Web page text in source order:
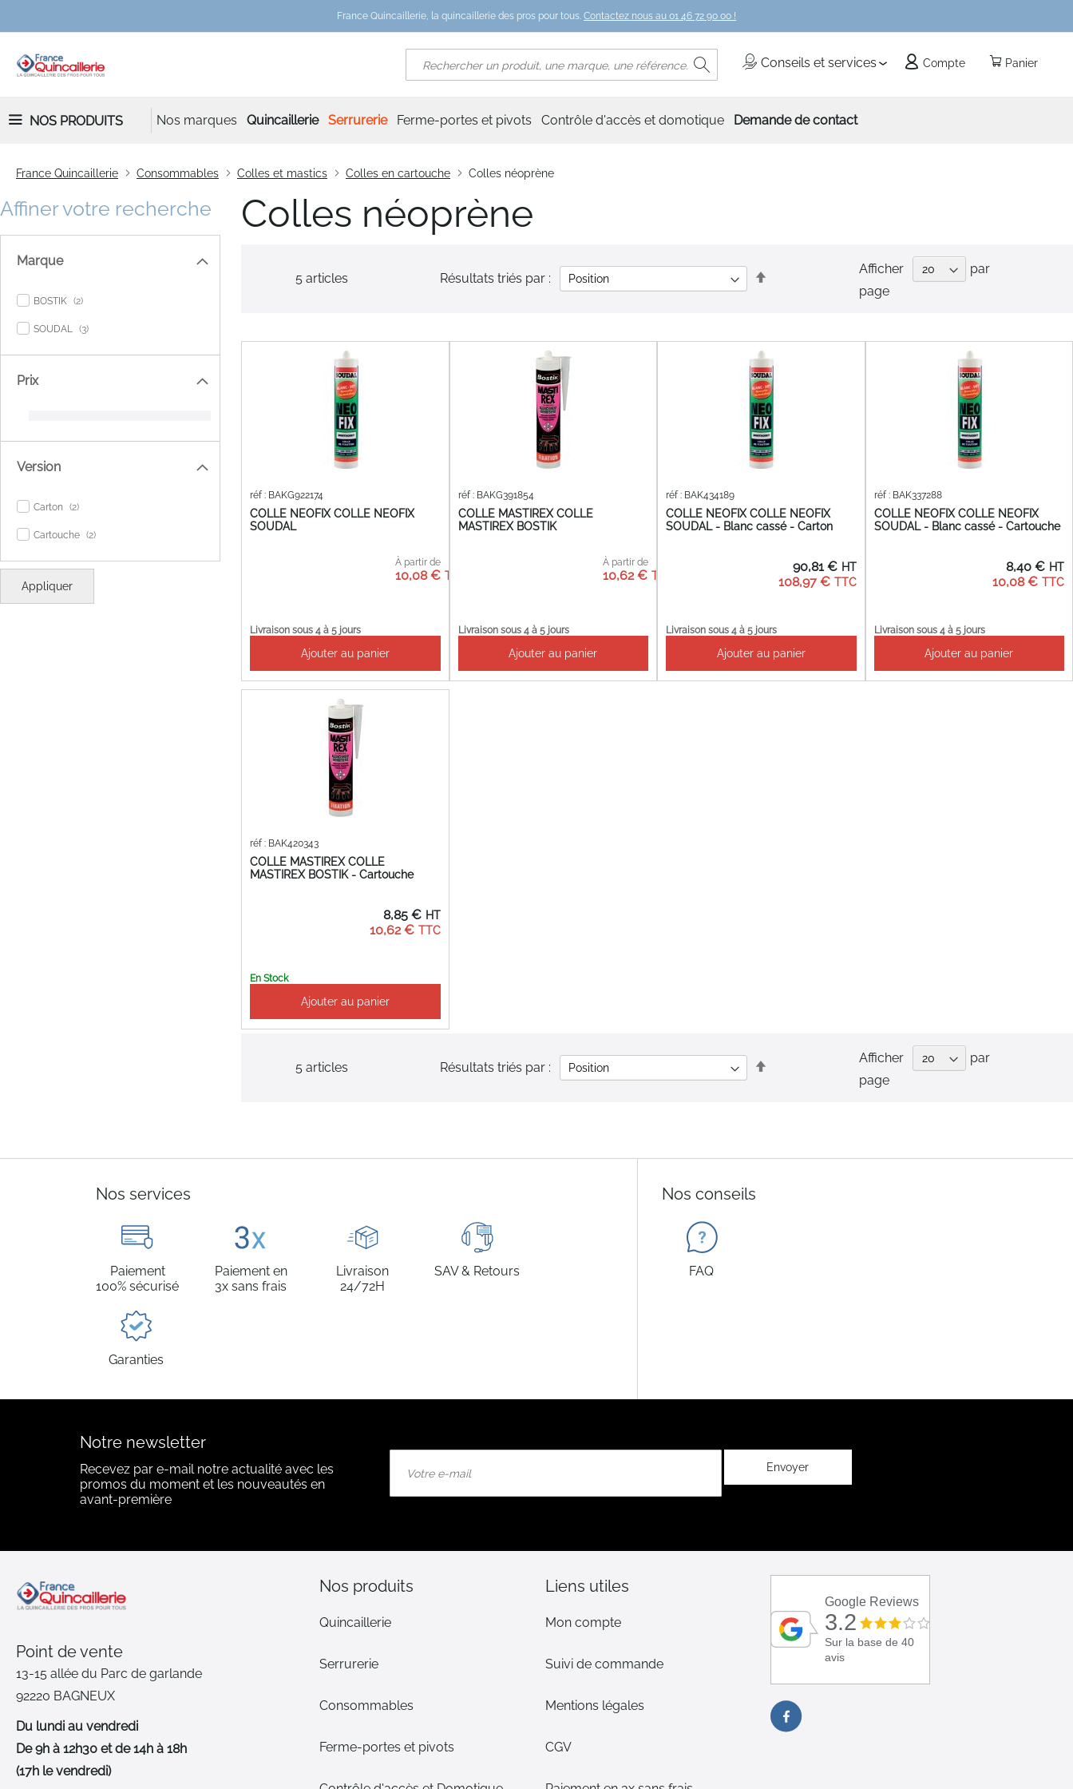
France Quincaillerie, la quincaillerie des pros pour tous. Contactez nous au 01 46 72 90 00 !
Panier
Conseils et services Compte
Rechercher
NOS PRODUITS Nos marques Quincaillerie Serrurerie Ferme-portes et pivots Contrôle d'accès et domotique Demande de contact
France Quincaillerie Consommables Colles et mastics Colles en cartouche Colles néoprène
Colles néoprène
5 articles
Afficher
par
page
Résultats triés par :
COLLE NEOFIX COLLE NEOFIX
SOUDAL
réf : BAKG922174
À partir de
10,08 €
Livraison sous 4 à 5 jours
Ajouter au panier
COLLE MASTIREX COLLE
MASTIREX BOSTIK
réf : BAKG391854
À partir de
10,62 €
Livraison sous 4 à 5 jours
Ajouter au panier
COLLE NEOFIX COLLE NEOFIX
SOUDAL - Blanc cassé - Carton
réf : BAK434189
108,97 €
90,81 €
Livraison sous 4 à 5 jours
Ajouter au panier
COLLE NEOFIX COLLE NEOFIX
SOUDAL - Blanc cassé - Cartouche
réf : BAK337288
10,08 €
8,40 €
Livraison sous 4 à 5 jours
Ajouter au panier
COLLE MASTIREX COLLE
MASTIREX BOSTIK - Cartouche
réf : BAK420343
10,62 €
8,85 €
En Stock
Ajouter au panier
5 articles Résultats triés par :
Afficher
par
page
Affiner votre recherche
Marque
BOSTIK 2items
SOUDAL 3items
Prix
Version
Carton 2items
Cartouche 2items
Appliquer
Nos services
Paiement
100% sécurisé
Paiement en
3x sans frais
Livraison
24/72H
SAV & Retours
Garanties
Nos conseils
FAQ
Notre newsletter
Recevez par e-mail notre actualité avec les
promos du moment et les nouveautés en
avant-première
notre
:
Envoyer
Point de vente
13-15 allée du Parc de garlande
92220 BAGNEUX
Du lundi au vendredi
De 9h à 12h30 et de 14h à 18h
(17h le vendredi)
Nos produits
Quincaillerie
Serrurerie
Consommables
Ferme-portes et pivots
Liens utiles
Mon compte
Suivi de commande
Mentions légales
CGV
Google Reviews
3.2
Sur la base de 40
avis